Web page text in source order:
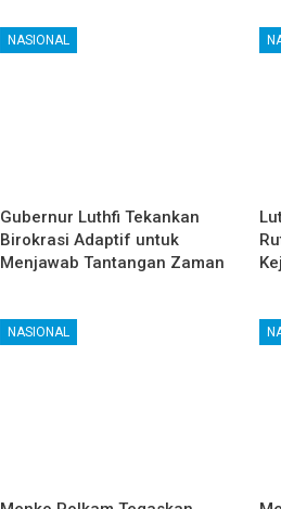
NASIONAL
Gubernur Luthfi Tekankan
Birokrasi Adaptif untuk
Menjawab Tantangan Zaman
NASIONAL